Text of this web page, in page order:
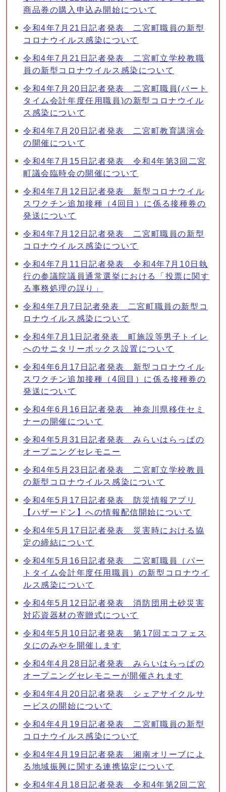
商品券の購入申込み開始について
令和4年7月21日記者発表 二宮町職員の新型
コロナウイルス感染について
令和4年7月21日記者発表 二宮町立学校教職
員の新型コロナウイルス感染について
令和4年7月20日記者発表 二宮町職員(パート
タイム会計年度任用職員)の新型コロナウイル
ス感染について
令和4年7月20日記者発表 二宮町教育講演会
の開催について
令和4年7月15日記者発表 令和4年第3回二宮
町議会臨時会の開催について
令和4年7月12日記者発表 新型コロナウイル
スワクチン追加接種（4回目）に係る接種券の
発送について
令和4年7月12日記者発表 二宮町職員の新型
コロナウイルス感染について
令和4年7月11日記者発表 令和4年7月10日執
行の参議院議員通常選挙における「投票に関す
る事務処理の誤り」
令和4年7月7日記者発表 二宮町職員の新型コ
ロナウイルス感染について
令和4年7月1日記者発表 町施設等男子トイレ
へのサニタリーボックス設置について
令和4年6月17日記者発表 新型コロナウイル
スワクチン追加接種（4回目）に係る接種券の
発送について
令和4年6月16日記者発表 神奈川県移住セミ
ナーの開催について
令和4年5月31日記者発表 みらいはらっぱの
オープニングセレモニー
令和4年5月23日記者発表 二宮町立学校教員
の新型コロナウイルス感染について
令和4年5月17日記者発表 防災情報アプリ
【ハザードン】への情報配信開始について
令和4年5月17日記者発表 災害時における協
定の締結について
令和4年5月16日記者発表 二宮町職員（パー
トタイム会計年度任用職員）の新型コロナウイ
ルス感染について
令和4年5月12日記者発表 消防団用土砂災害
対応資器材の寄贈式について
令和4年5月10日記者発表 第17回エコフェス
タにのみやを開催します
令和4年4月28日記者発表 みらいはらっぱの
オープニングセレモニーが開催されます
令和4年4月20日記者発表 シェアサイクルサ
ービスの開始について
令和4年4月19日記者発表 二宮町職員の新型
コロナウイルス感染について
令和4年4月19日記者発表 湘南オリーブによ
る地域振興に関する連携協定について
令和4年4月18日記者発表 令和4年第2回二宮